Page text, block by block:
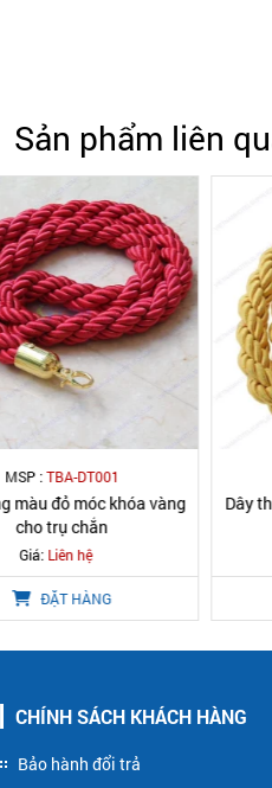
Sản phẩm liên
MSP :
Dây thừng xoắn trùng thay thế bổ
sung màu vàng
CHÍNH SÁCH KHÁCH HÀNG
Bảo hành đổi trả